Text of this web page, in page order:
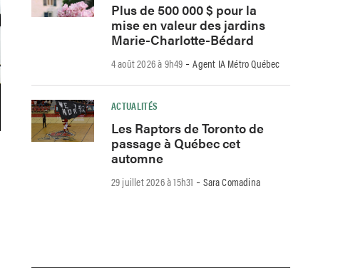
Plus de 500 000 $ pour la
mise en valeur des jardins
Marie-Charlotte-Bédard
4 août 2026 à 9h49 -Agent IA Métro Québec
ACTUALITÉS
Les Raptors de Toronto de
passage à Québec cet
automne
29 juillet 2026 à 15h31 -Sara Comadina